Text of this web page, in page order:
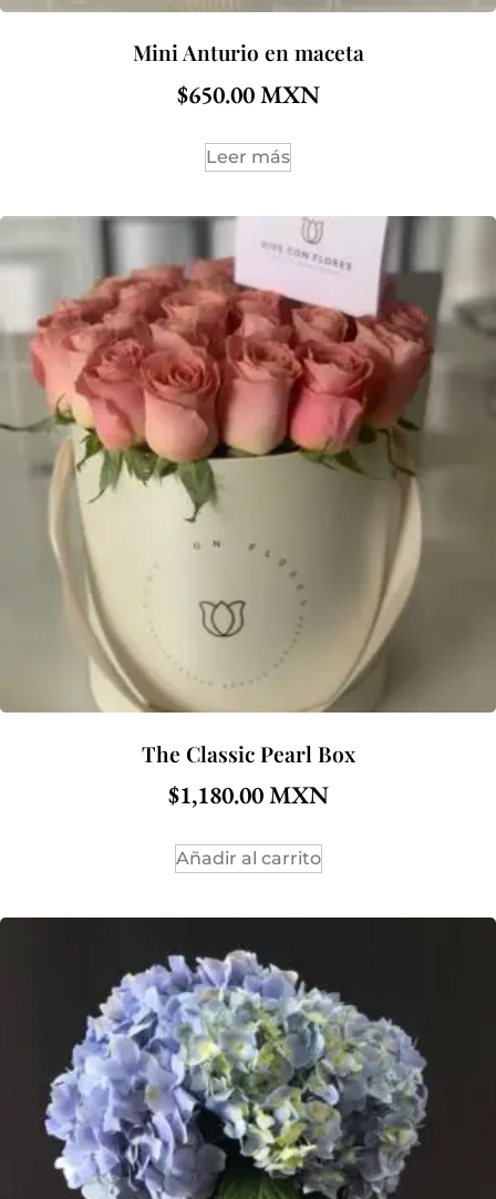
Mini Anturio en maceta
$650.00
Leer más
The Classic Pearl Box
$1,180.00
Añadir al carrito